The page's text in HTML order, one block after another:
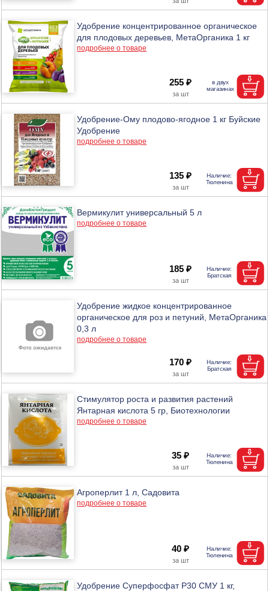
Удобрение концентрированное органическое
для плодовых деревьев, МетаОрганика 1 кг
подробнее о товаре
255 ₽
Удобрение-Ому плодово-ягодное 1 кг Буйские
Удобрение
подробнее о товаре
135 ₽
Вермикулит универсальный 5 л
подробнее о товаре
185 ₽
Удобрение жидкое концентрированное
органическое для роз и петуний, МетаОрганика
0,3 л
подробнее о товаре
170 ₽
Стимулятор роста и развития растений
Янтарная кислота 5 гр, Биотехнологии
подробнее о товаре
35 ₽
Агроперлит 1 л, Садовита
подробнее о товаре
40 ₽
Удобрение Суперфосфат Р30 СМУ 1 кг,